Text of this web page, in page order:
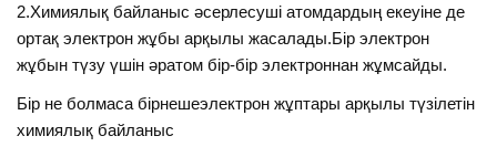
2.Химиялық байланыс әсерлесуші атомдардың екеуіне де
ортақ электрон жұбы арқылы жасалады.Бір электрон
жұбын түзу үшін әратом бір-бір электроннан жұмсайды.
Бір не болмаса бірнешеэлектрон жұптары арқылы түзілетін
химиялық байланыс